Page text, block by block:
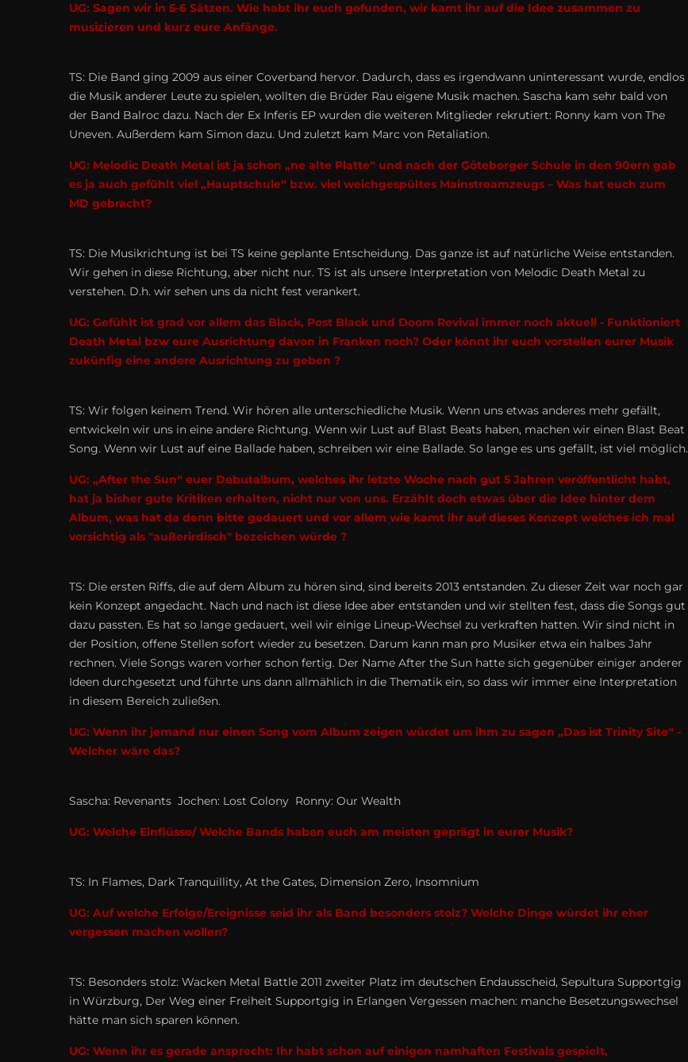
UG: Sagen wir in 5-6 Sätzen. Wie habt ihr euch gefunden, wir kamt ihr auf die Idee zusammen zu
musizieren und kurz eure Anfänge.
TS: Die Band ging 2009 aus einer Coverband hervor. Dadurch, dass es irgendwann uninteressant wurde, endlos
die Musik anderer Leute zu spielen, wollten die Brüder Rau eigene Musik machen. Sascha kam sehr bald von
der Band Balroc dazu. Nach der Ex Inferis EP wurden die weiteren Mitglieder rekrutiert: Ronny kam von The
Uneven. Außerdem kam Simon dazu. Und zuletzt kam Marc von Retaliation.
UG: Melodic Death Metal ist ja schon „ne alte Platte“ und nach der Göteborger Schule in den 90ern gab
es ja auch gefühlt viel „Hauptschule“ bzw. viel weichgespültes Mainstreamzeugs – Was hat euch zum
MD gebracht?
TS: Die Musikrichtung ist bei TS keine geplante Entscheidung. Das ganze ist auf natürliche Weise entstanden.
Wir gehen in diese Richtung, aber nicht nur. TS ist als unsere Interpretation von Melodic Death Metal zu
verstehen. D.h. wir sehen uns da nicht fest verankert.
UG: Gefühlt ist grad vor allem das Black, Post Black und Doom Revival immer noch aktuell - Funktioniert
Death Metal bzw eure Ausrichtung davon in Franken noch? Oder könnt ihr euch vorstellen eurer Musik
zukünfig eine andere Ausrichtung zu geben ?
TS: Wir folgen keinem Trend. Wir hören alle unterschiedliche Musik. Wenn uns etwas anderes mehr gefällt,
entwickeln wir uns in eine andere Richtung. Wenn wir Lust auf Blast Beats haben, machen wir einen Blast Beat
Song. Wenn wir Lust auf eine Ballade haben, schreiben wir eine Ballade. So lange es uns gefällt, ist viel möglich.
UG: „After the Sun“ euer Debutalbum, welches ihr letzte Woche nach gut 5 Jahren veröffentlicht habt,
hat ja bisher gute Kritiken erhalten, nicht nur von uns. Erzählt doch etwas über die Idee hinter dem
Album, was hat da denn bitte gedauert und vor allem wie kamt ihr auf dieses Konzept welches ich mal
vorsichtig als "außerirdisch" bezeichen würde ?
TS: Die ersten Riffs, die auf dem Album zu hören sind, sind bereits 2013 entstanden. Zu dieser Zeit war noch gar
kein Konzept angedacht. Nach und nach ist diese Idee aber entstanden und wir stellten fest, dass die Songs gut
dazu passten. Es hat so lange gedauert, weil wir einige Lineup-Wechsel zu verkraften hatten. Wir sind nicht in
der Position, offene Stellen sofort wieder zu besetzen. Darum kann man pro Musiker etwa ein halbes Jahr
rechnen. Viele Songs waren vorher schon fertig. Der Name After the Sun hatte sich gegenüber einiger anderer
Ideen durchgesetzt und führte uns dann allmählich in die Thematik ein, so dass wir immer eine Interpretation
in diesem Bereich zuließen.
UG: Wenn ihr jemand nur einen Song vom Album zeigen würdet um ihm zu sagen „Das ist Trinity Site“ -
Welcher wäre das?
Sascha: Revenants Jochen: Lost Colony Ronny: Our Wealth
UG: Welche Einflüsse/ Welche Bands haben euch am meisten geprägt in eurer Musik?
TS: In Flames, Dark Tranquillity, At the Gates, Dimension Zero, Insomnium
UG: Auf welche Erfolge/Ereignisse seid ihr als Band besonders stolz? Welche Dinge würdet ihr eher
vergessen machen wollen?
TS: Besonders stolz: Wacken Metal Battle 2011 zweiter Platz im deutschen Endausscheid, Sepultura Supportgig
in Würzburg, Der Weg einer Freiheit Supportgig in Erlangen Vergessen machen: manche Besetzungswechsel
hätte man sich sparen können.
UG: Wenn ihr es gerade ansprecht: Ihr habt schon auf einigen namhaften Festivals gespielt,